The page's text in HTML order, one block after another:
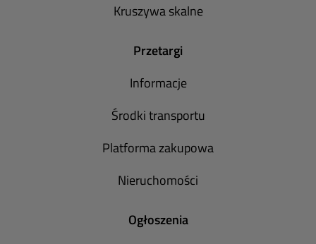
Kruszywa skalne
Przetargi
Informacje
Środki transportu
Platforma zakupowa
Nieruchomości
Ogłoszenia